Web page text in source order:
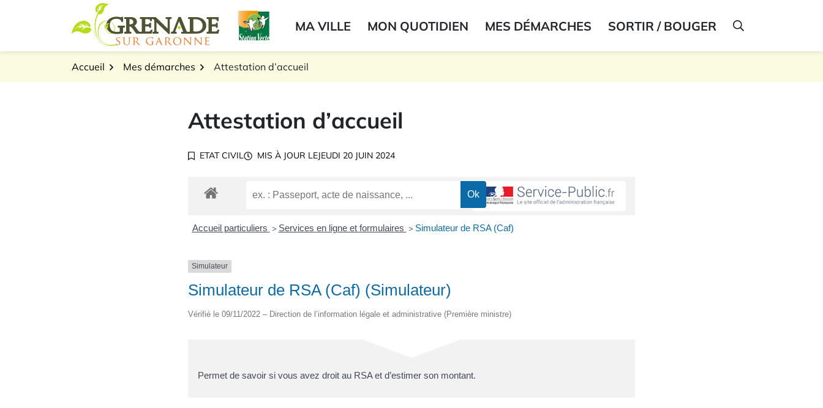
Logo Grenade sur GaronneMA VILLE MON QUOTIDIEN MES DÉMARCHES SORTIR / BOUGER AFFICHER LA
Accueil Mes démarches Attestation d’accueil
Attestation d’accueil
ETAT CIVIL MIS À JOUR LEJEUDI 20 JUIN 2024
Accueil particuliers > Services en ligne et formulaires > Simulateur de RSA (Caf)
Simulateur
Simulateur de RSA (Caf) (Simulateur)
Vérifié le 09/11/2022 – Direction de l’information légale et administrative (Première ministre)
Permet de savoir si vous avez droit au RSA et d’estimer son montant.